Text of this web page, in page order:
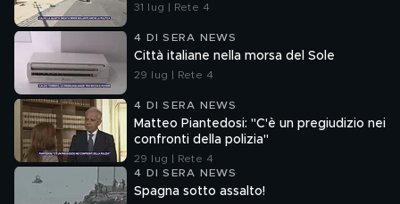
31 lug | Rete 4
4 DI SERA NEWS
Città italiane nella morsa del Sole
29 lug | Rete 4
4 DI SERA NEWS
Matteo Piantedosi: "C'è un pregiudizio nei
confronti della polizia"
29 lug | Rete 4
4 DI SERA NEWS
Spagna sotto assalto!